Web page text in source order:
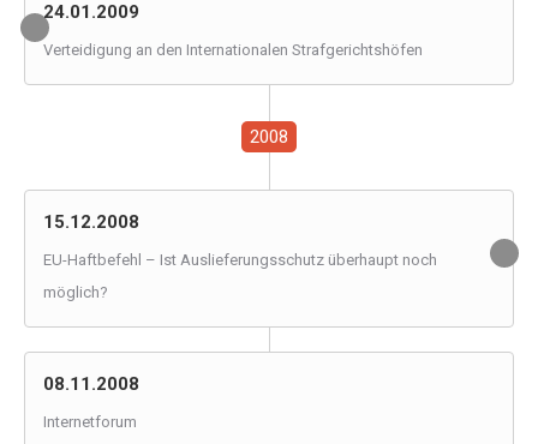
24.01.2009
Verteidigung an den Internationalen Strafgerichtshöfen
2008
15.12.2008
EU-Haftbefehl – Ist Auslieferungsschutz überhaupt noch
möglich?
08.11.2008
Internetforum